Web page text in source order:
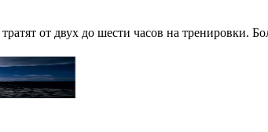
от двух до шести часов на тренировки.